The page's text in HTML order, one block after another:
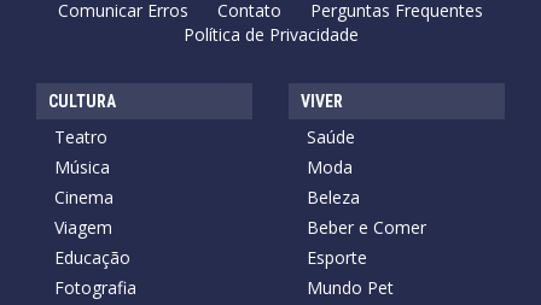
Comunicar Erros
Contato
Perguntas Frequentes
Política de Privacidade
CULTURA
Teatro
Música
Cinema
Viagem
Educação
Fotografia
VIVER
Saúde
Moda
Beleza
Beber e Comer
Esporte
Mundo Pet